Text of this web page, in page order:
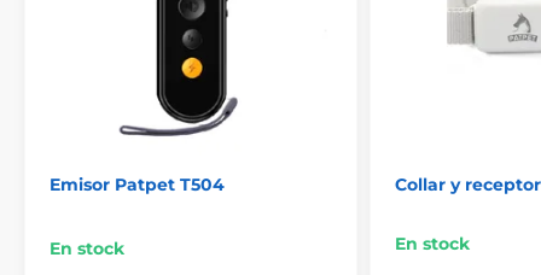
Emisor Patpet T504
En stock
Collar y
En stock